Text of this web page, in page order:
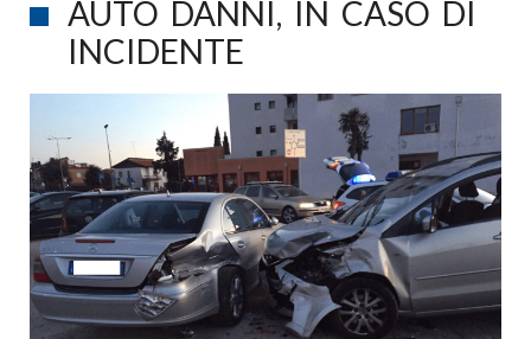
AUTO DANNI, IN CASO DI
INCIDENTE